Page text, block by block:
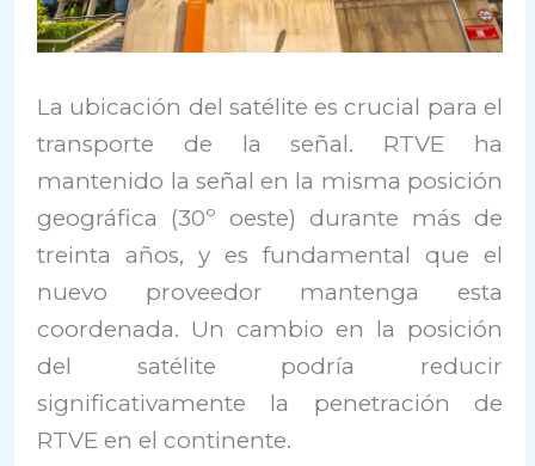
La ubicación del satélite es crucial para el
transporte de la señal. RTVE ha
mantenido la señal en la misma posición
geográfica (30º oeste) durante más de
treinta años, y es fundamental que el
nuevo proveedor mantenga esta
coordenada. Un cambio en la posición
del satélite podría reducir
significativamente la penetración de
RTVE en el continente.